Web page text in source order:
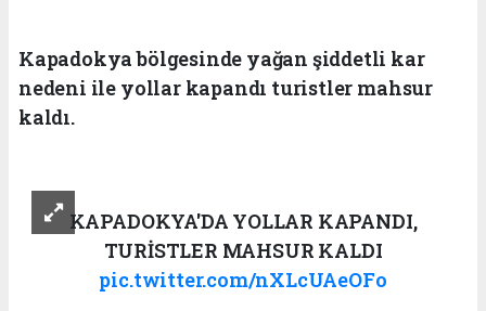
Kapadokya bölgesinde yağan şiddetli kar
nedeni ile yollar kapandı turistler mahsur
kaldı.
KAPADOKYA'DA YOLLAR KAPANDI,
TURİSTLER MAHSUR KALDI
pic.twitter.com/nXLcUAeOFo